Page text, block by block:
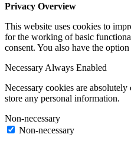
Privacy Overview
This website uses cookies to
for the working of basic
consent. You also have the
Necessary Always Enabled
Necessary cookies are
store any personal information.
Non-necessary
Non-necessary